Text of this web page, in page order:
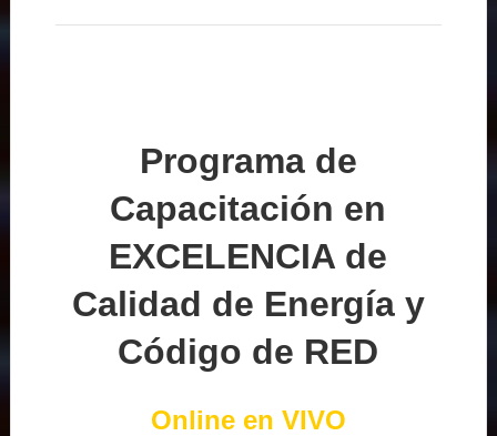
Programa de
Capacitación en
EXCELENCIA de
Calidad de Energía y
Código de RED
Online en VIVO